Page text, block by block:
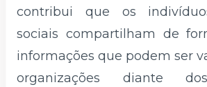
contribui que os
sociais compartilham de
informações que podem ser
organizações diante